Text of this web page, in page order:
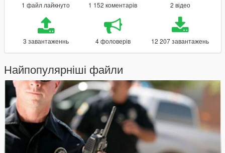
1 файл лайкнуто 1 152 коментарів 2 відео
3 завантаженнь 4 фоловерів 12 207 завантажень
Найпопулярніші файли